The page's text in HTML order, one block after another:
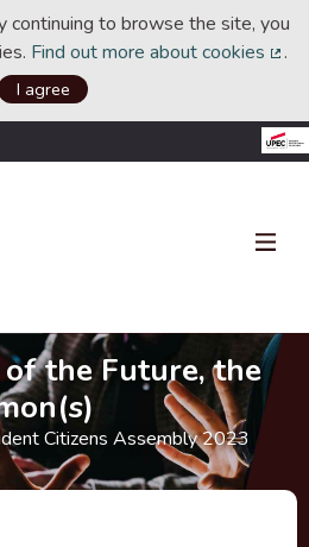
continuing to browse the site, you
Find out more about cookies .
I agree
the Future, the
Citizens Assembly 2023